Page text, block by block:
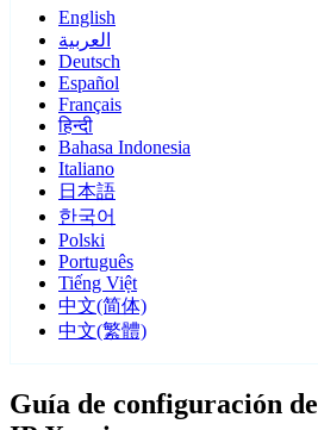
English
العربية
Deutsch
Español
Français
हिन्दी
Bahasa Indonesia
Italiano
日本語
한국어
Polski
Português
Tiếng Việt
中文(简体)
中文(繁體)
Guía de configuración